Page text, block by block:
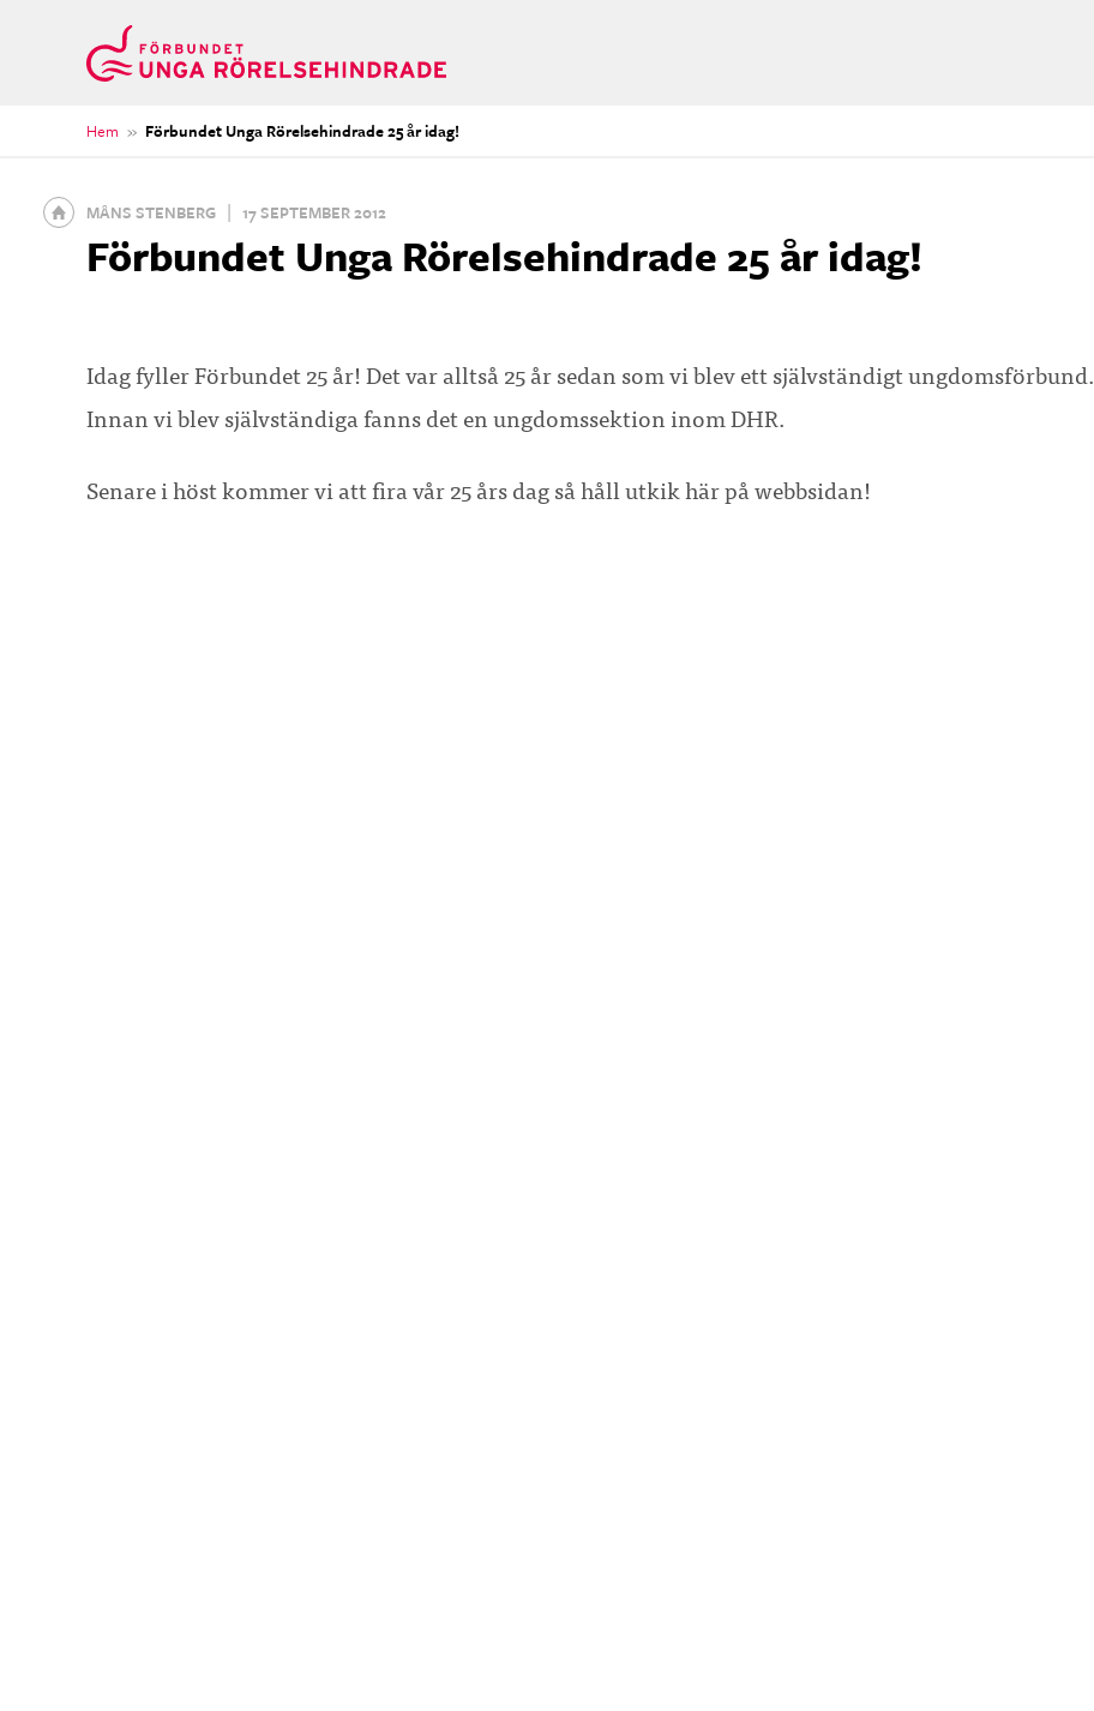
Hem » Förbundet Unga Rörelsehindrade 25 år idag!
Gå
startsidan
MÅNS STENBERG | 17 SEPTEMBER 2012
Förbundet Unga Rörelsehindrade 25 år idag!
Idag fyller Förbundet 25 år! Det var alltså 25 år sedan som vi blev ett självständigt ungdomsförbund.
Innan vi blev självständiga fanns det en ungdomssektion inom DHR.
Senare i höst kommer vi att fira vår 25 års dag så håll utkik här på webbsidan!